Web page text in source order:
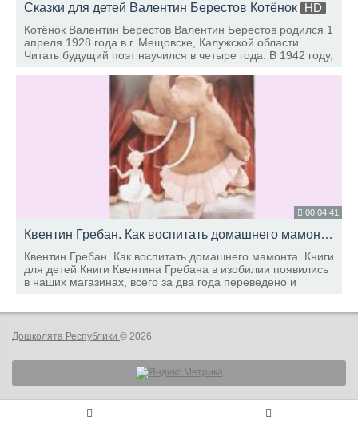
Сказки для детей Валентин Берестов Котёнок
HD
Котёнок Валентин Берестов Валентин Берестов родился 1
апреля 1928 года в г. Мещовске, Калужской области.
Читать будущий поэт научился в четыре года. В 1942 году,
Берестовых оказалась в эвакуации в Ташкенте.
00:04:41
Квентин Гребан. Как воспитать домашнего мамонта. Книги для детей
Квентин Гребан. Как воспитать домашнего мамонта. Книги
для детей Книги Квентина Гребана в изобилии появились
в наших магазинах, всего за два года переведено и
Дошколята Республики © 2026